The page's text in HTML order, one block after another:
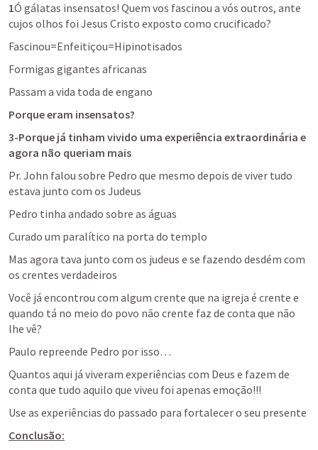
1Ó gálatas insensatos! Quem vos fascinou a vós outros, ante
cujos olhos foi Jesus Cristo exposto como crucificado?
Fascinou=Enfeitiçou=Hipinotisados
Formigas gigantes africanas
Passam a vida toda de engano
Porque eram insensatos?
3-Porque já tinham vivido uma experiência extraordinária e
agora não queriam mais
Pr. John falou sobre Pedro que mesmo depois de viver tudo
estava junto com os Judeus
Pedro tinha andado sobre as águas
Curado um paralítico na porta do templo
Mas agora tava junto com os judeus e se fazendo desdém com
os crentes verdadeiros
Você já encontrou com algum crente que na igreja é crente e
quando tá no meio do povo não crente faz de conta que não
lhe vê?
Paulo repreende Pedro por isso…
Quantos aqui já viveram experiências com Deus e fazem de
conta que tudo aquilo que viveu foi apenas emoção!!!
Use as experiências do passado para fortalecer o seu presente
Conclusão: